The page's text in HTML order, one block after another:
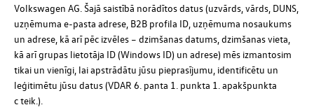
Volkswagen AG. Šajā saistībā norādītos datus (uzvārds, vārds, DUNS,
uzņēmuma e-pasta adrese, B2B profila ID, uzņēmuma nosaukums
un adrese, kā arī pēc izvēles – dzimšanas datums, dzimšanas vieta,
kā arī grupas lietotāja ID (Windows ID) un adrese) mēs izmantosim
tikai un vienīgi, lai apstrādātu jūsu pieprasījumu, identificētu un
leģitimētu jūsu datus (VDAR 6. panta 1. punkta 1. apakšpunkta
c teik.).